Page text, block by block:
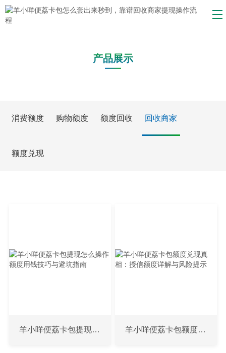
产品展示
消费额度 购物额度 额度回收 回收商家
额度兑现
羊小咩便荔卡包提现怎么操作 额度用钱技巧与避坑指南 羊小咩便荔卡包额度兑现真相：授信额度详解与风险提示